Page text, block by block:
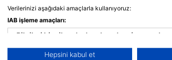
Verilerinizi aşağıdaki amaçlarla kullanıyoruz:
IAB işleme amaçları:
Bilgileri bir cihazda depolamak ve/veya
Reklam seçmek için sınırlı veri kullanmak
Hepsini kabul et